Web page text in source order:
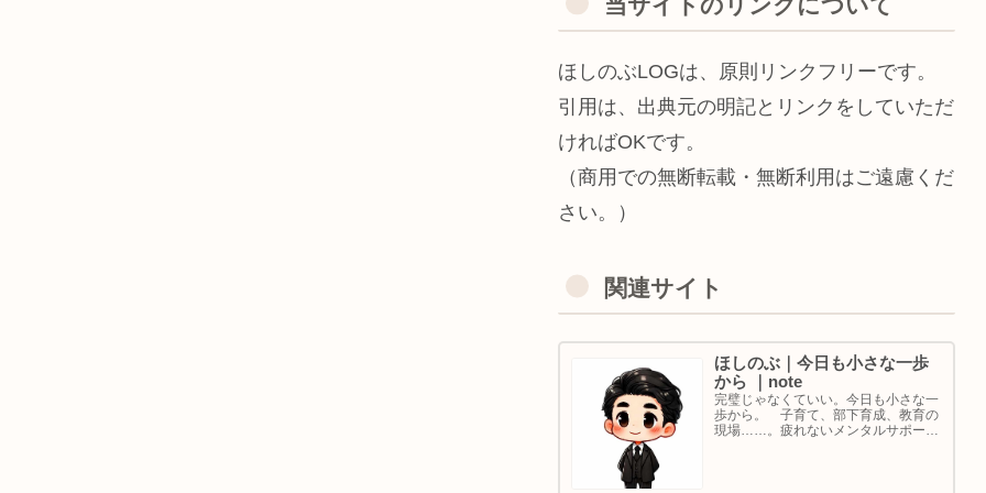
ほしのぶLOGは、原則リンクフリーです。
引用は、出典元の明記とリンクをしていただ
ければOKです。
（商用での無断転載・無断利用はご遠慮くだ
さい。）
関連サイト
ほしのぶ｜今日も小さな一歩
から ｜note
完璧じゃなくていい。今日も小さな一
歩から。 子育て、部下育成、教育の
現場……。疲れないメンタルサポート